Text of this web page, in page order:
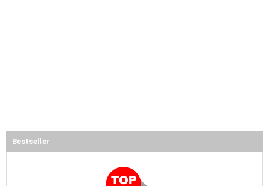
Bestseller